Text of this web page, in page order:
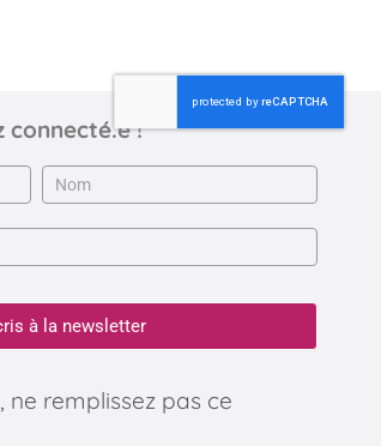
connecté.e !
à la newsletter
ne remplissez pas ce